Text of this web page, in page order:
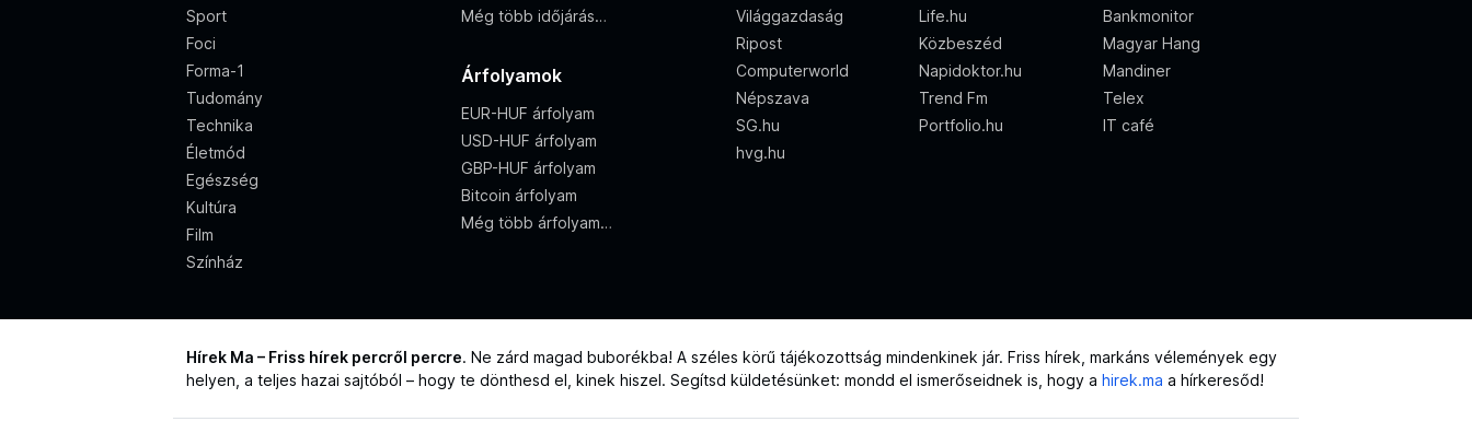
Sport
Foci
Forma-1
Tudomány
Technika
Életmód
Egészség
Kultúra
Film
Színház
Még több időjárás…
Árfolyamok
EUR-HUF árfolyam
USD-HUF árfolyam
GBP-HUF árfolyam
Bitcoin árfolyam
Még több árfolyam…
Világgazdaság
Life.hu
Bankmonitor
Ripost
Közbeszéd
Magyar Hang
Computerworld
Napidoktor.hu
Mandiner
Népszava
Trend Fm
Telex
SG.hu
Portfolio.hu
IT café
hvg.hu
Hírek Ma – Friss hírek percről percre. Ne zárd magad buborékba! A széles körű tájékozottság mindenkinek jár. Friss hírek, markáns vélemények egy
helyen, a teljes hazai sajtóból – hogy te dönthesd el, kinek hiszel. Segítsd küldetésünket: mondd el ismerőseidnek is, hogy a hirek.ma a hírkeresőd!